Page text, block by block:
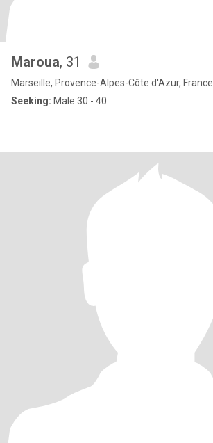
Maroua, 31
Marseille, Provence-Alpes-Côte d'Azur, France
Seeking: Male 30 - 40